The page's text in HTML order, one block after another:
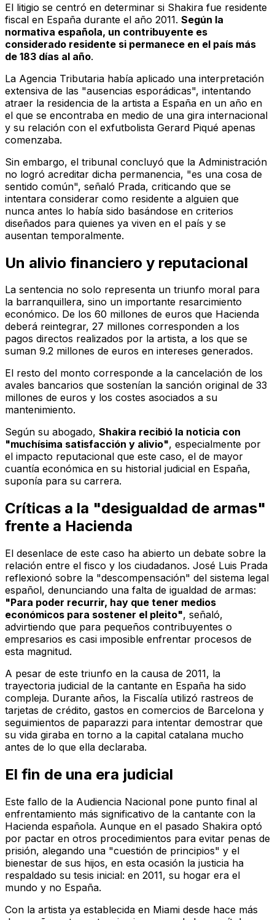
El litigio se centró en determinar si Shakira fue residente
fiscal en España durante el año 2011. Según la
normativa española, un contribuyente es
considerado residente si permanece en el país más
de 183 días al año.
La Agencia Tributaria había aplicado una interpretación
extensiva de las "ausencias esporádicas", intentando
atraer la residencia de la artista a España en un año en
el que se encontraba en medio de una gira internacional
y su relación con el exfutbolista Gerard Piqué apenas
comenzaba.
Sin embargo, el tribunal concluyó que la Administración
no logró acreditar dicha permanencia, "es una cosa de
sentido común", señaló Prada, criticando que se
intentara considerar como residente a alguien que
nunca antes lo había sido basándose en criterios
diseñados para quienes ya viven en el país y se
ausentan temporalmente.
Un alivio financiero y reputacional
La sentencia no solo representa un triunfo moral para
la barranquillera, sino un importante resarcimiento
económico. De los 60 millones de euros que Hacienda
deberá reintegrar, 27 millones corresponden a los
pagos directos realizados por la artista, a los que se
suman 9.2 millones de euros en intereses generados.
El resto del monto corresponde a la cancelación de los
avales bancarios que sostenían la sanción original de 33
millones de euros y los costes asociados a su
mantenimiento.
Según su abogado, Shakira recibió la noticia con
"muchísima satisfacción y alivio", especialmente por
el impacto reputacional que este caso, el de mayor
cuantía económica en su historial judicial en España,
suponía para su carrera.
Críticas a la "desigualdad de armas"
frente a Hacienda
El desenlace de este caso ha abierto un debate sobre la
relación entre el fisco y los ciudadanos. José Luis Prada
reflexionó sobre la "descompensación" del sistema legal
español, denunciando una falta de igualdad de armas:
"Para poder recurrir, hay que tener medios
económicos para sostener el pleito", señaló,
advirtiendo que para pequeños contribuyentes o
empresarios es casi imposible enfrentar procesos de
esta magnitud.
A pesar de este triunfo en la causa de 2011, la
trayectoria judicial de la cantante en España ha sido
compleja. Durante años, la Fiscalía utilizó rastreos de
tarjetas de crédito, gastos en comercios de Barcelona y
seguimientos de paparazzi para intentar demostrar que
su vida giraba en torno a la capital catalana mucho
antes de lo que ella declaraba.
El fin de una era judicial
Este fallo de la Audiencia Nacional pone punto final al
enfrentamiento más significativo de la cantante con la
Hacienda española. Aunque en el pasado Shakira optó
por pactar en otros procedimientos para evitar penas de
prisión, alegando una "cuestión de principios" y el
bienestar de sus hijos, en esta ocasión la justicia ha
respaldado su tesis inicial: en 2011, su hogar era el
mundo y no España.
Con la artista ya establecida en Miami desde hace más